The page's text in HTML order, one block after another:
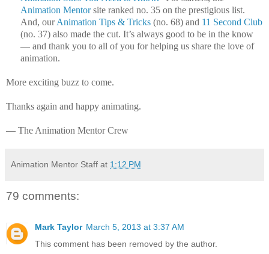
Animation Mentorsite ranked no. 35 on the prestigious list.
And, ourAnimation Tips & Tricks (no. 68) and 11 Second Club
(no. 37) also made the cut. It’s always good to be in the know
— and thank you to all of you for helping us share the love of
animation.
More exciting buzz to come.
Thanks again and happy animating.
— The Animation Mentor Crew
Animation Mentor Staff at 1:12 PM
79 comments:
Mark Taylor March 5, 2013 at 3:37 AM
This comment has been removed by the author.